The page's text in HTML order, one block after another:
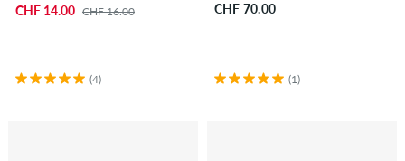
CHF 14.00 CHF 16.00
(4)
CHF 70.00
(1)